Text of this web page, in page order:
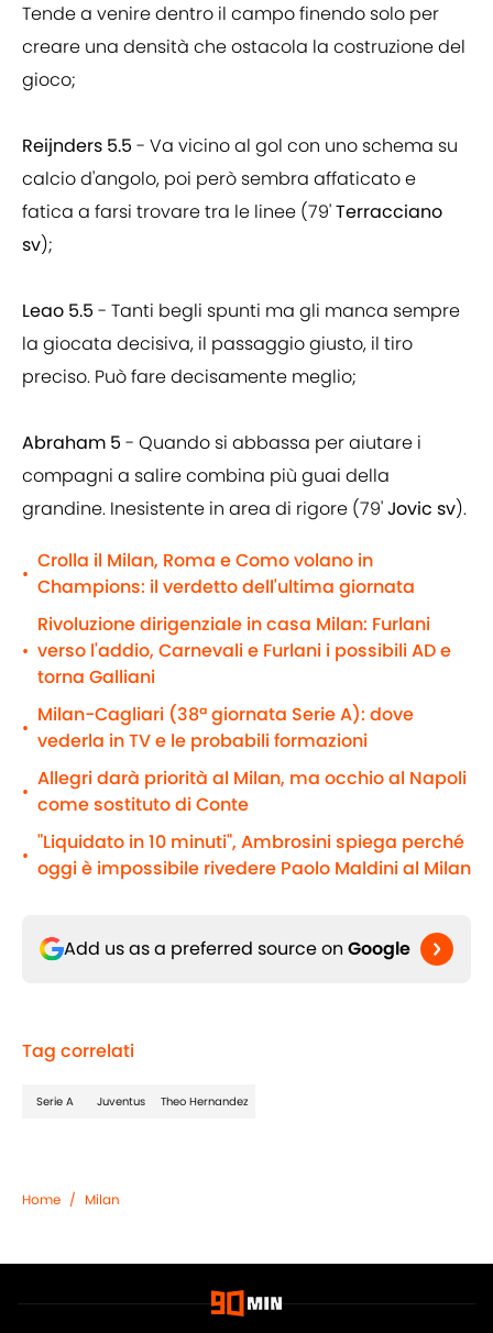
Tende a venire dentro il campo finendo solo per
creare una densità che ostacola la costruzione del
gioco;
Reijnders 5.5 - Va vicino al gol con uno schema su
calcio d'angolo, poi però sembra affaticato e
fatica a farsi trovare tra le linee (79'Terracciano
sv);
Leao 5.5 - Tanti begli spunti ma gli manca sempre
la giocata decisiva, il passaggio giusto, il tiro
preciso. Può fare decisamente meglio;
Abraham 5 - Quando si abbassa per aiutare i
compagni a salire combina più guai della
grandine. Inesistente in area di rigore (79'Jovic sv).
•
Crolla il Milan, Roma e Como volano in
Champions: il verdetto dell'ultima giornata
•
Rivoluzione dirigenziale in casa Milan: Furlani
verso l'addio, Carnevali e Furlani i possibili AD e
torna Galliani
•
Milan-Cagliari (38ª giornata Serie A): dove
vederla in TV e le probabili formazioni
•
Allegri darà priorità al Milan, ma occhio al Napoli
come sostituto di Conte
•
"Liquidato in 10 minuti", Ambrosini spiega perché
oggi è impossibile rivedere Paolo Maldini al Milan
Add us as a preferred source on Google
Tag correlati
Serie A Juventus Theo Hernandez
Home / Milan